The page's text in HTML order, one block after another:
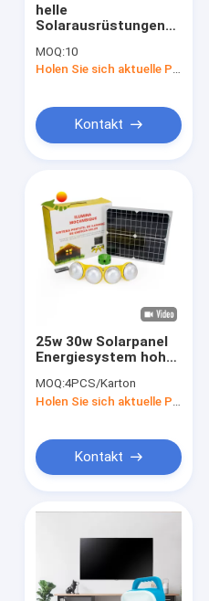
helle
Solarausrüstungen
Hauptgebrauchs-
angetriebene
Solarlichter SRE-816
MOQ:10
Holen Sie sich aktuelle Preis
Kontakt
25w 30w Solarpanel
Energiesystem hohe
Preis Led Led
Solarlicht
MOQ:4PCS/Karton
Kontakt